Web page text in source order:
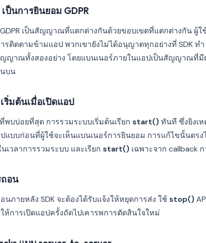
ป็นการยินยอม GDPR
เป็นสัญญาณที่แตกต่างกันด้วยขอบเขตที่แตกต่างกัน ผู้
ารติดตามข้ามแอป พวกเขายังไม่ได้อนุญาตทุกอย่างที่ SDK
ญญาณทั้งสองอย่าง โดยแบนเนอร์ภายในแอปเป็นสัญญาณที่มี
นบน
ริ่มต้นเมื่อเปิดแอป
พบบ่อยที่สุด การรวมระบบเริ่มต้นเรียก start()ทันที ซึ่งยิงเ
แบบก่อนที่ผู้ใช้จะเห็นแบนเนอร์การยินยอม การแก้ไขนั้นตร
นเวลาการรวมระบบ และเรียก start() เฉพาะจาก callback
อน
ภายหลัง SDK จะต้องได้รับแจ้งให้หยุดการส่ง ใช้ stop()
การเปิดแอปครั้งถัดไปเคารพการตัดสินใจใหม่